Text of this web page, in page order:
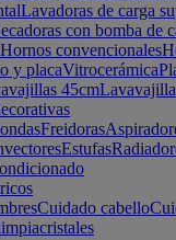
Lavadoras de carga
con bomba de
Hornos convencionales
y placaVitrocerámica
45cm
Freidoras
Estufas
Cuidado cabello